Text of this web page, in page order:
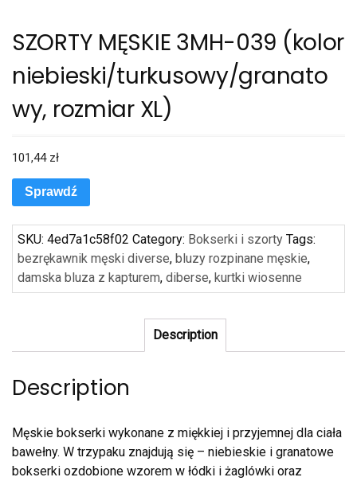
SZORTY MĘSKIE 3MH-039 (kolor
niebieski/turkusowy/granato
wy, rozmiar XL)
101,44 zł
Sprawdź
SKU: 4ed7a1c58f02 Category: Bokserki i szorty Tags:
bezrękawnik męski diverse, bluzy rozpinane męskie,
damska bluza z kapturem, diberse, kurtki wiosenne
Description
Description
Męskie bokserki wykonane z miękkiej i przyjemnej dla ciała
bawełny. W trzypaku znajdują się – niebieskie i granatowe
bokserki ozdobione wzorem w łódki i żaglówki oraz